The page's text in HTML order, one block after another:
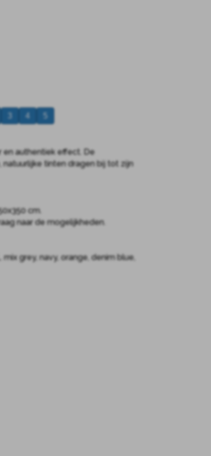
4
authentiek effect. De
tinten dragen bij tot zijn
cm.
naar de mogelijkheden.
grey, navy, orange, denim blue,